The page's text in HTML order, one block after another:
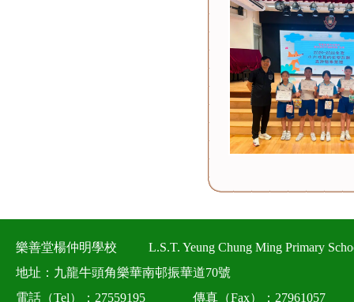
樂善堂楊仲明學校
L.S.T. Yeung Chung Ming Primary
地址：九龍牛頭角樂華南邨振華道70號
電話（Tel）：27559195
傳真（Fax）：27961057